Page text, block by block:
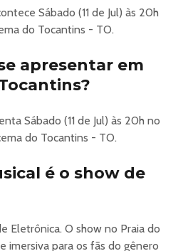
Sábado (11 de Jul) às 20h
do Tocantins - TO.
apresentar em
Sábado (11 de Jul) às 20h no
do Tocantins - TO.
é o show de
Eletrônica. O show no Praia do
imersiva para os fãs do gênero